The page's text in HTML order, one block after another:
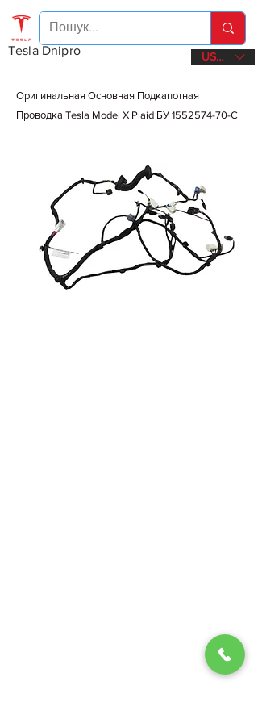
Tesla Dnipro USD ($)
Оригинальная Основная Подкапотная
Проводка Tesla Model X Plaid БУ 1552574-70-C